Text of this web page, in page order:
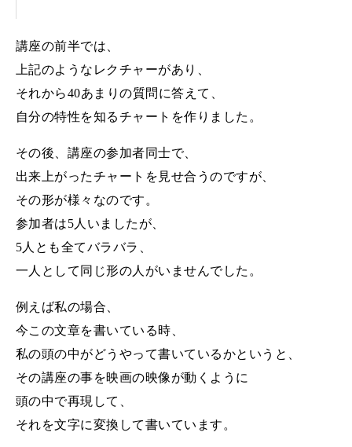
講座の前半では、
上記のようなレクチャーがあり、
それから40あまりの質問に答えて、
自分の特性を知るチャートを作りました。
その後、講座の参加者同士で、
出来上がったチャートを見せ合うのですが、
その形が様々なのです。
参加者は5人いましたが、
5人とも全てバラバラ、
一人として同じ形の人がいませんでした。
例えば私の場合、
今この文章を書いている時、
私の頭の中がどうやって書いているかというと、
その講座の事を映画の映像が動くように
頭の中で再現して、
それを文字に変換して書いています。